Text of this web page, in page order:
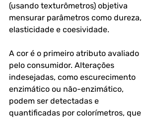
(usando texturômetros) objetiva
mensurar parâmetros como dureza,
elasticidade e coesividade.
A cor é o primeiro atributo avaliado
pelo consumidor. Alterações
indesejadas, como escurecimento
enzimático ou não-enzimático,
podem ser detectadas e
quantificadas por colorímetros, que